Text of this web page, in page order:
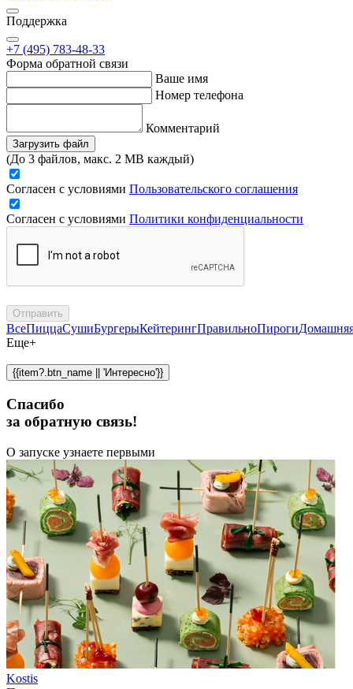
Поддержка
+7 (495) 783-48-33
Форма обратной связи
Ваше имя
Номер телефона
Комментарий
Загрузить файл
(До 3 файлов, макс. 2 MB каждый)
Согласен с условиями Пользовательского соглашения
Согласен с условиями Политики конфиденциальности
Отправить
ВсеПиццаСушиБургерыКейтерингПравильноПироги
Еще+
{{item?.btn_name || 'Интересно'}}
Спасибо
за обратную связь!
О запуске узнаете первыми
Kostis